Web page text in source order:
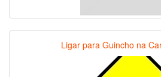
Ligar para Guincho na